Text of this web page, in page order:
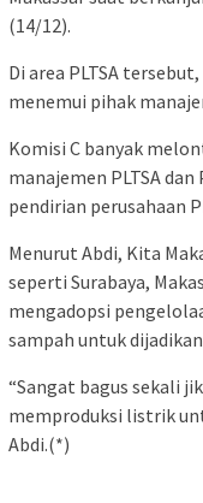
(14/12).
Di area PLTSA
menemui pihak
Komisi C banyak
manajemen PLTSA
pendirian perusahaan
Menurut Abdi, Kita
seperti Surabaya,
mengadopsi
sampah untuk
“Sangat bagus sekali
memproduksi listrik
Abdi.(*)